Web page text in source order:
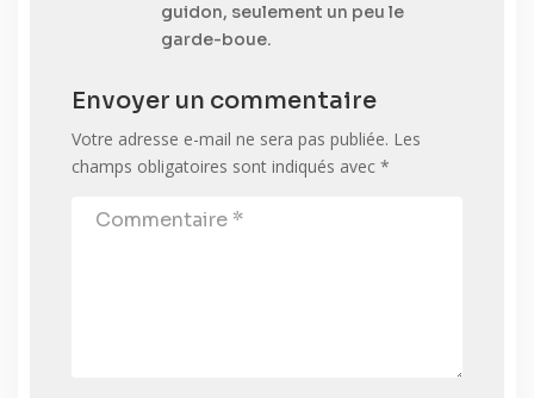
guidon, seulement un peu le
garde-boue.
Envoyer un commentaire
Votre adresse e-mail ne sera pas publiée. Les
champs obligatoires sont indiqués avec *